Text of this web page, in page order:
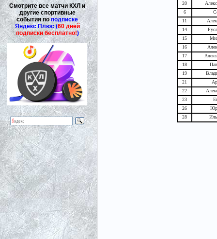
Смотрите все матчи КХЛ и
другие спортивные
события поподписке
Яндекс Плюс (60 дней
подписки бесплатно!)
20
6
11
14
15
16
17
18
19
21
22
23
26
28